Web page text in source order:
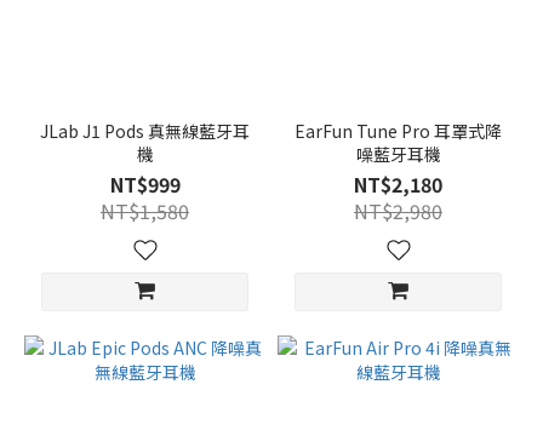
JLab J1 Pods 真無線藍牙耳
機
NT$999
NT$1,580
EarFun Tune Pro 耳罩式降
噪藍牙耳機
NT$2,180
NT$2,980